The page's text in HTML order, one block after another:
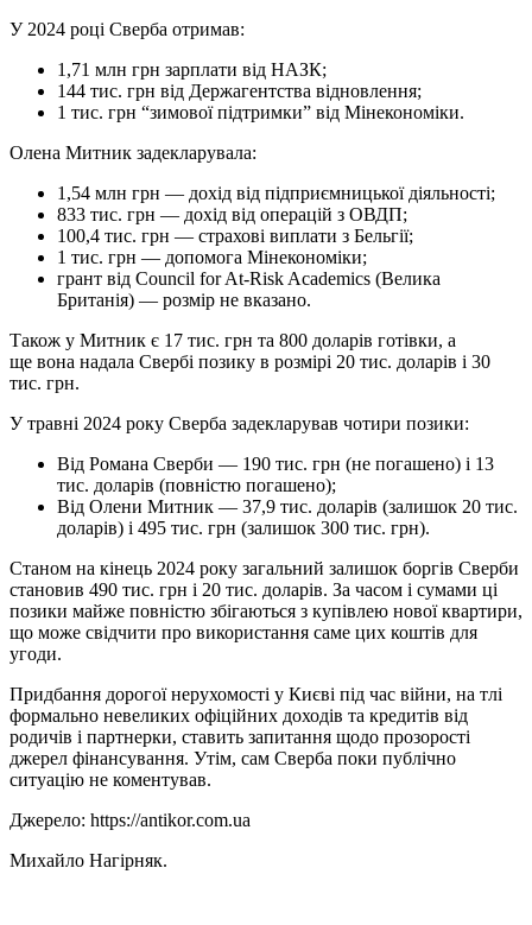
У 2024 році Сверба отримав:
1,71 млн грн зарплати від НАЗК;
144 тис. грн від Держагентства відновлення;
1 тис. грн “зимової підтримки” від Мінекономіки.
Олена Митник задекларувала:
1,54 млн грн — дохід від підприємницької діяльності;
833 тис. грн — дохід від операцій з ОВДП;
100,4 тис. грн — страхові виплати з Бельгії;
1 тис. грн — допомога Мінекономіки;
грант від Council for At-Risk Academics (Велика
Британія) — розмір не вказано.
Також у Митник є 17 тис. грн та 800 доларів готівки, а
ще вона надала Свербі позику в розмірі 20 тис. доларів і 30
тис. грн.
У травні 2024 року Сверба задекларував чотири позики:
Від Романа Сверби — 190 тис. грн (не погашено) і 13
тис. доларів (повністю погашено);
Від Олени Митник — 37,9 тис. доларів (залишок 20 тис.
доларів) і 495 тис. грн (залишок 300 тис. грн).
Станом на кінець 2024 року загальний залишок боргів Сверби
становив 490 тис. грн і 20 тис. доларів. За часом і сумами ці
позики майже повністю збігаються з купівлею нової квартири,
що може свідчити про використання саме цих коштів для
угоди.
Придбання дорогої нерухомості у Києві під час війни, на тлі
формально невеликих офіційних доходів та кредитів від
родичів і партнерки, ставить запитання щодо прозорості
джерел фінансування. Утім, сам Сверба поки публічно
ситуацію не коментував.
Джерело: https://antikor.com.ua
Михайло Нагірняк.